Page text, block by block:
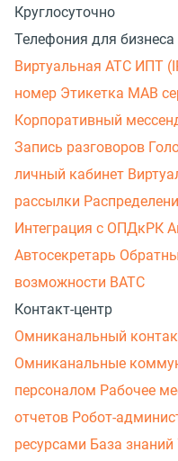
Круглосуточно
Телефония для бизнеса
Виртуальная АТС ИПТ
номер Этикетка МАВ
Корпоративный
Запись разговоров
личный кабинет
рассылки
Интеграция с ОПДкРК
Автосекретарь
возможности ВАТС
Контакт-центр
Омниканальный
Омниканальные
персоналом Рабочее
отчетов Робот-
ресурсами База знаний